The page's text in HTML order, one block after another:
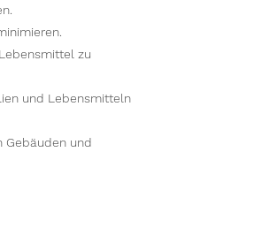
zu
und Lebensmitteln
Gebäuden und